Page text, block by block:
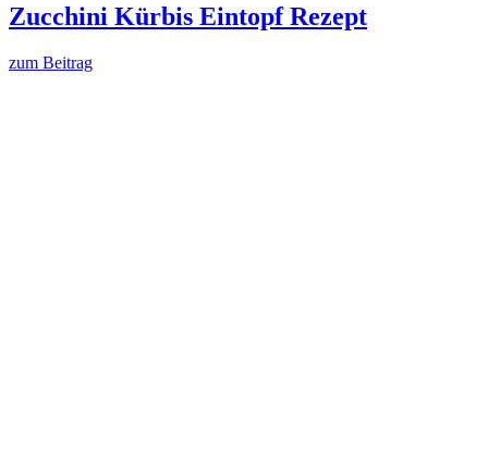
Zucchini Kürbis Eintopf Rezept
zum Beitrag